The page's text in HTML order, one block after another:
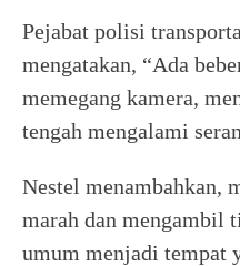
Pejabat polisi
mengatakan, “Ada
memegang kamera,
tengah mengalami
Nestel menambahkan,
marah dan mengambil
umum menjadi tempat